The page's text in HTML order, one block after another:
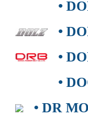
•
•
•
•
• DR